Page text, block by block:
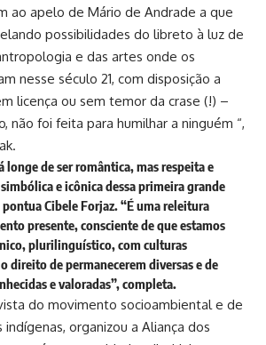
ao apelo de Mário de Andrade a que
possibilidades do libreto à luz de
e das artes onde os
nesse século 21, com disposição a
licença ou sem temor da crase (!) –
não foi feita para humilhar a ninguém “,
longe de ser romântica, mas respeita e
e icônica dessa primeira grande
Cibele Forjaz. “É uma releitura
presente, consciente de que estamos
plurilinguístico, com culturas
direito de permanecerem diversas e de
e valoradas”, completa.
do movimento socioambiental e de
organizou a Aliança dos